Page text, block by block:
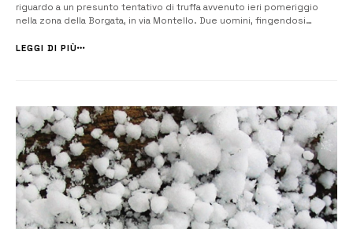
riguardo a un presunto tentativo di truffa avvenuto ieri pomeriggio
nella zona della Borgata, in via Montello. Due uomini, fingendosi
dichiarando di dover somministrare una puntura al residente.
LEGGI DI PIÙ